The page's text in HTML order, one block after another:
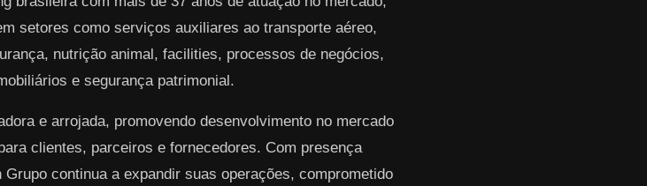
setores como serviços auxiliares ao transporte aéreo,
nutrição animal, facilities, processos de negócios,
e segurança patrimonial.
e arrojada, promovendo desenvolvimento no mercado
clientes, parceiros e fornecedores. Com presença
continua a expandir suas operações, comprometido